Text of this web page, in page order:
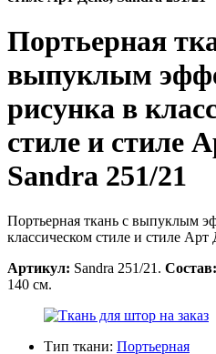
Портьерная
выпуклым
рисунка в
стиле и стиле
Sandra 251/21
Портьерная ткань с выпуклым
классическом стиле и стиле Арт
Артикул: Sandra 251/21. Состав:
140 см.
Тип ткани: Портьерная